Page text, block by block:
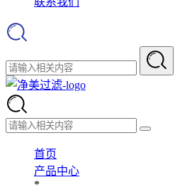
首页
产品中心
*